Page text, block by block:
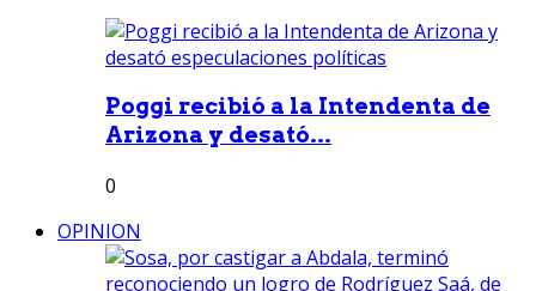
Poggi recibió a la Intendenta de
Arizona y desató...
0
OPINION